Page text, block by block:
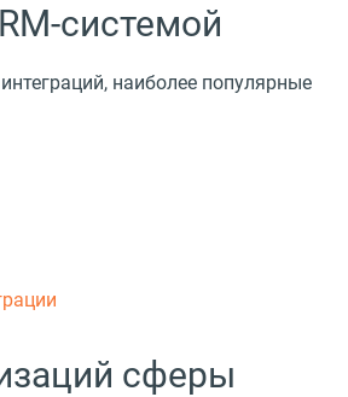
системой
наиболее популярные
сферы